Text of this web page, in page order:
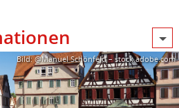
Bild: @Manuel Schönfeld – stock.adobe.com